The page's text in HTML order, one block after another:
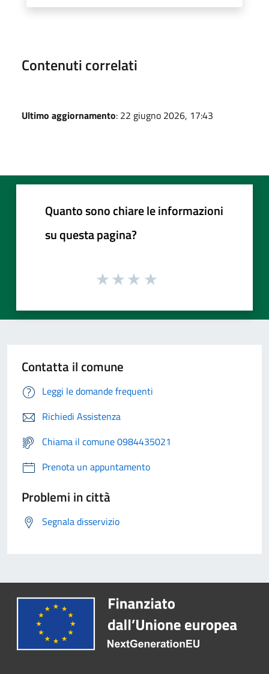
Contenuti correlati
Ultimo aggiornamento: 22 giugno 2026, 17:43
Quanto sono chiare le informazioni
su questa pagina?
Contatta il comune
Leggi le domande frequenti
Richiedi Assistenza
Chiama il comune 0984435021
Prenota un appuntamento
Problemi in città
Segnala disservizio